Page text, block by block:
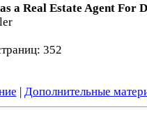
as a Real Estate Agent For
352
| Дополнительные